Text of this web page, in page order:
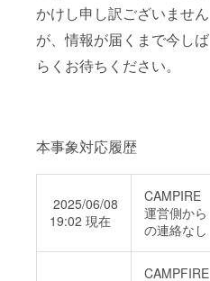
かけし申し訳ございません
が、情報が届くまで今しば
らくお待ちください。
本事象対応履歴
2025/06/08
19:02 現在
CAMPIRE
運営側から
の連絡なし
CAMPFIRE